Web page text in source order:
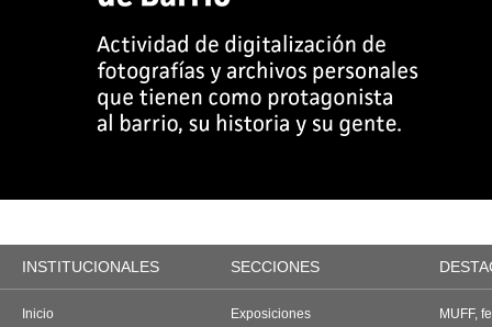
INSTITUCIONALES SECCIONES
Inicio
Exposiciones
MUFF,